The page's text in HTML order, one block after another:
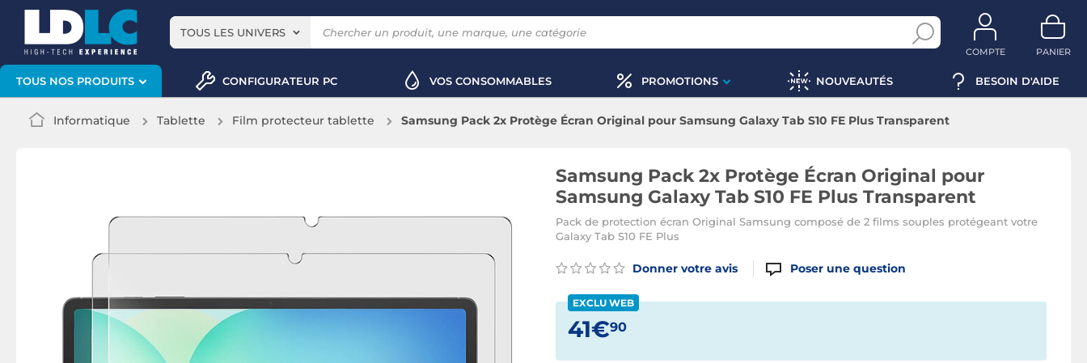
TOUS LES UNIVERS
COMPTE PANIER
TOUS NOS PRODUITS CONFIGURATEUR PC VOS CONSOMMABLES PROMOTIONS NOUVEAUTÉS BESOIN D'AIDE
Informatique Tablette Film protecteur tablette Samsung Pack 2x Protège Écran Original pour Samsung Galaxy Tab S10 FE Plus Transparent
Samsung Pack 2x Protège Écran Original pour
Samsung Galaxy Tab S10 FE Plus Transparent
Pack de protection écran Original Samsung composé de 2 films souples protégeant votre
Galaxy Tab S10 FE Plus
Donner votre avis Poser une question
EXCLU WEB
41€90